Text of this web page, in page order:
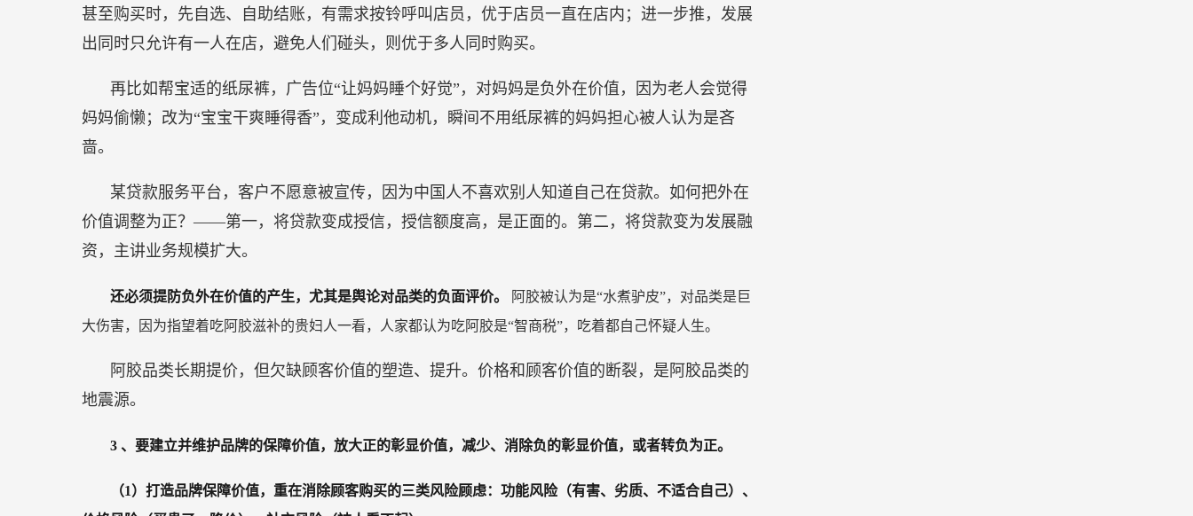
甚至购买时，先自选、自助结账，有需求按铃呼叫店员，优于店员一直在店内；进一步推，发展
出同时只允许有一人在店，避免人们碰头，则优于多人同时购买。
再比如帮宝适的纸尿裤，广告位“让妈妈睡个好觉”，对妈妈是负外在价值，因为老人会觉得
妈妈偷懒；改为“宝宝干爽睡得香”，变成利他动机，瞬间不用纸尿裤的妈妈担心被人认为是吝
啬。
某贷款服务平台，客户不愿意被宣传，因为中国人不喜欢别人知道自己在贷款。如何把外在
价值调整为正？——第一，将贷款变成授信，授信额度高，是正面的。第二，将贷款变为发展融
资，主讲业务规模扩大。
还必须提防负外在价值的产生，尤其是舆论对品类的负面评价。
阿胶被认为是“水煮驴皮”，对品类是巨
大伤害，因为指望着吃阿胶滋补的贵妇人一看，人家都认为吃阿胶是“智商税”，吃着都自己怀疑人生。
阿胶品类长期提价，但欠缺顾客价值的塑造、提升。价格和顾客价值的断裂，是阿胶品类的
地震源。
3 、要建立并维护品牌的保障价值，放大正的彰显价值，减少、消除负的彰显价值，或者转负为正。
（1）打造品牌保障价值，重在消除顾客购买的三类风险顾虑：功能风险（有害、劣质、不适合自己）、